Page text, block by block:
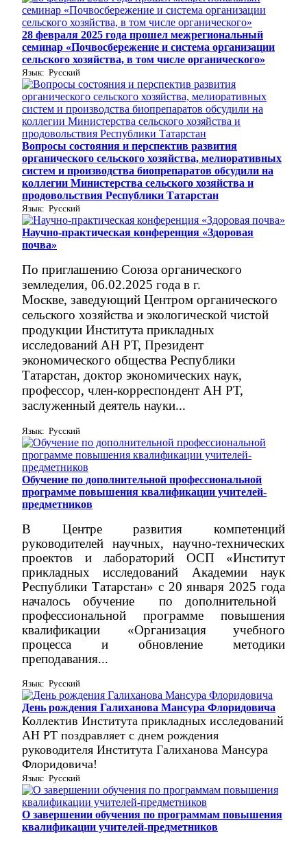
28 февраля 2025 года прошел межрегиональный
семинар «Почвосбережение и система организации
сельского хозяйства, в том числе органического»
Язык: Русский
Вопросы состояния и перспектив развития
органического сельского хозяйства, мелиоративных
систем и производства биопрепаратов обсудили на
коллегии Министерства сельского хозяйства и
продовольствия Республики Татарстан
Язык: Русский
Научно-практическая конференция «Здоровая
почва»
По приглашению Союза органического
земледелия, 06.02.2025 года в г.
Москве, заведующий Центром органического
сельского хозяйства и экологической чистой
продукции Института прикладных
исследований АН РТ, Президент
экономического общества Республики
Татарстан, доктор экономических наук,
профессор, член-корреспондент АН РТ,
заслуженный деятель науки...
Язык: Русский
Обучение по дополнительной профессиональной
программе повышения квалификации учителей-
предметников
В Центре развития компетенций
руководителей научных, научно-технических
проектов и лабораторий ОСП «Институт
прикладных исследований Академии наук
Республики Татарстан» с 20 января 2025 года
началось обучение
по дополнительной
профессиональной программе повышения
квалификации «Организация учебного
процесса и обновление методики
преподавания...
Язык: Русский
День рождения Галиханова Мансура Флоридовича
Коллектив Института прикладных исследований
АН РТ поздравляет с днем рождения
руководителя Института Галиханова Мансура
Флоридовича!
Язык: Русский
О завершении обучения по программам повышения
квалификации учителей-предметников